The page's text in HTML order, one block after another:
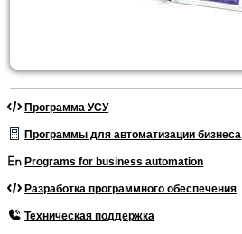
Программа УСУ
Программы для автоматизации бизнеса
Programs for business automation
Разработка программного обеспечения
Техническая поддержка